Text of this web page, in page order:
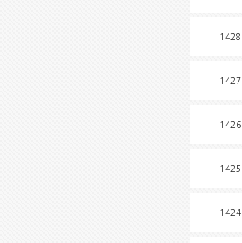
1428
1427
1426
1425
1424